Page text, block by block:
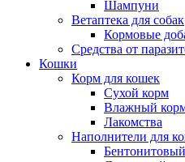
Шампуни
Ветаптека для собак
Кормовые
Средства от
Кошки
Корм для кошек
Сухой корм
Влажный
Лакомства
Наполнители для